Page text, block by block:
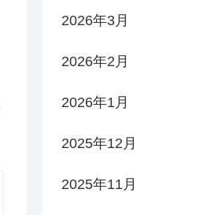
2026年3月
2026年2月
2026年1月
2025年12月
2025年11月